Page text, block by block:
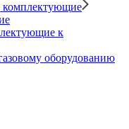
комплектующие
к
оборудованию